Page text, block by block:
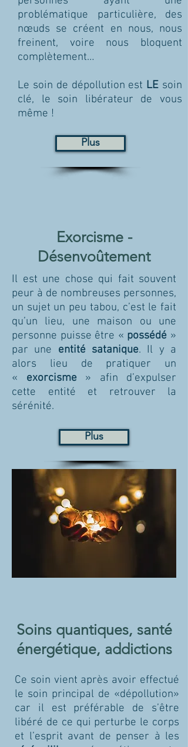
problématique particulière, des
nœuds se créent en nous, nous
freinent, voire nous bloquent
complètement…
Le soin de dépollution est LE soin
clé, le soin libérateur de vous
même !
Plus
Exorcisme -
Désenvoûtement
Il est une chose qui fait souvent
peur à de nombreuses personnes,
un sujet un peu tabou, c’est le fait
qu’un lieu, une maison ou une
personne puisse être « possédé »
par une entité satanique. Il y a
alors lieu de pratiquer un
« exorcisme» afin d’expulser
cette entité et retrouver la
sérénité.
Plus
Soins quantiques, santé
énergétique, addictions
Ce soin vient après avoir effectué
le soin principal de «dépollution»
car il est préférable de s’être
libéré de ce qui perturbe le corps
et l’esprit avant de penser à les